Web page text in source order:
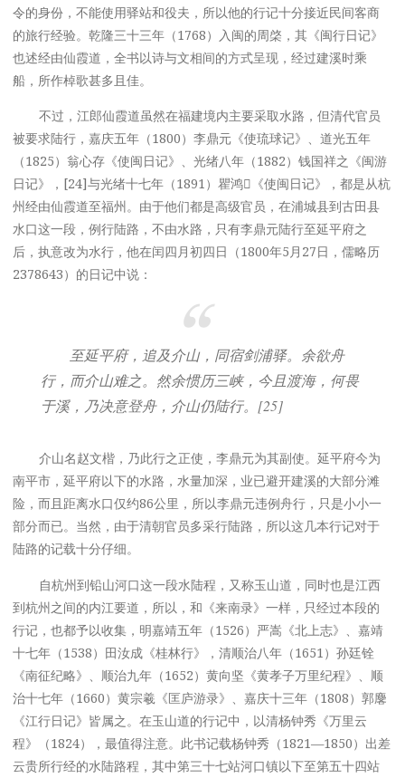
令的身份，不能使用驿站和役夫，所以他的行记十分接近民间客商
的旅行经验。乾隆三十三年（1768）入闽的周棨，其《闽行日记》
也述经由仙霞道，全书以诗与文相间的方式呈现，经过建溪时乘
船，所作棹歌甚多且佳。
不过，江郎仙霞道虽然在福建境内主要采取水路，但清代官员
被要求陆行，嘉庆五年（1800）李鼎元《使琉球记》、道光五年
（1825）翁心存《使闽日记》、光绪八年（1882）钱国祥之《闽游
日记》，[24]与光绪十七年（1891）瞿鸿𥘌《使闽日记》，都是从杭
州经由仙霞道至福州。由于他们都是高级官员，在浦城县到古田县
水口这一段，例行陆路，不由水路，只有李鼎元陆行至延平府之
后，执意改为水行，他在闰四月初四日（1800年5月27日，儒略历
2378643）的日记中说：
至延平府，追及介山，同宿剑浦驿。余欲舟
行，而介山难之。然余惯历三峡，今且渡海，何畏
于溪，乃决意登舟，介山仍陆行。[25]
介山名赵文楷，乃此行之正使，李鼎元为其副使。延平府今为
南平市，延平府以下的水路，水量加深，业已避开建溪的大部分滩
险，而且距离水口仅约86公里，所以李鼎元违例舟行，只是小小一
部分而已。当然，由于清朝官员多采行陆路，所以这几本行记对于
陆路的记载十分仔细。
自杭州到铅山河口这一段水陆程，又称玉山道，同时也是江西
到杭州之间的内江要道，所以，和《来南录》一样，只经过本段的
行记，也都予以收集，明嘉靖五年（1526）严嵩《北上志》、嘉靖
十七年（1538）田汝成《桂林行》，清顺治八年（1651）孙廷铨
《南征纪略》、顺治九年（1652）黄向坚《黄孝子万里纪程》、顺
治十七年（1660）黄宗羲《匡庐游录》、嘉庆十三年（1808）郭麐
《江行日记》皆属之。在玉山道的行记中，以清杨钟秀《万里云
程》（1824），最值得注意。此书记载杨钟秀（1821—1850）出差
云贵所行经的水陆路程，其中第三十七站河口镇以下至第五十四站